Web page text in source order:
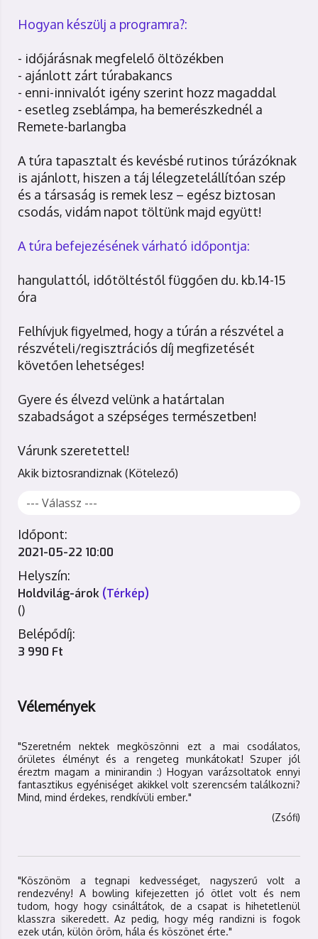
Hogyan készülj a programra?:
- időjárásnak megfelelő öltözékben
- ajánlott zárt túrabakancs
- enni-innivalót igény szerint hozz magaddal
- esetleg zseblámpa, ha bemerészkednél a
Remete-barlangba
A túra tapasztalt és kevésbé rutinos túrázóknak
is ajánlott, hiszen a táj lélegzetelállítóan szép
és a társaság is remek lesz – egész biztosan
csodás, vidám napot töltünk majd együtt!
A túra befejezésének várható időpontja:
hangulattól, időtöltéstől függően du. kb.14-15
óra
Felhívjuk figyelmed, hogy a túrán a részvétel a
részvételi/regisztrációs díj megfizetését
követően lehetséges!
Gyere és élvezd velünk a határtalan
szabadságot a szépséges természetben!
Várunk szeretettel!
Akik biztosrandiznak
Időpont:
2021-05-22 10:00
Helyszín:
Holdvilág-árok (Térkép)
()
Belépődíj:
3 990 Ft
Vélemények
"Szeretném nektek megköszönni ezt a mai csodálatos,
őrületes élményt és a rengeteg munkátokat! Szuper jól
éreztm magam a minirandin :) Hogyan varázsoltatok ennyi
fantasztikus egyéniséget akikkel volt szerencsém találkozni?
Mind, mind érdekes, rendkívüli ember."
(Zsófi)
"Köszönöm a tegnapi kedvességet, nagyszerű volt a
rendezvény! A bowling kifejezetten jó ötlet volt és nem
tudom, hogy hogy csináltátok, de a csapat is hihetetlenül
klasszra sikeredett. Az pedig, hogy még randizni is fogok
ezek után, külön öröm, hála és köszönet érte."